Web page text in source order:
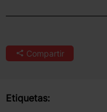
Compartir
Etiquetas: